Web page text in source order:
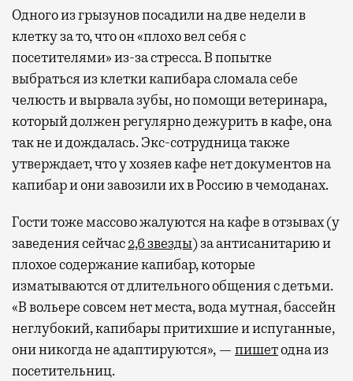
Одного из грызунов посадили на две недели в
клетку за то, что он «плохо вел себя с
посетителями» из-за стресса. В попытке
выбраться из клетки капибара сломала себе
челюсть и вырвала зубы, но помощи ветеринара,
который должен регулярно дежурить в кафе, она
так не и дождалась. Экс-сотрудница также
утверждает, что у хозяев кафе нет документов на
капибар и они завозили их в Россию в чемоданах.
Гости тоже массово жалуются на кафе в отзывах (у
заведения сейчас2,6 звезды) за антисанитарию и
плохое содержание капибар, которые
изматываются от длительного общения с детьми.
«В вольере совсем нет места, вода мутная, бассейн
неглубокий, капибары притихшие и испуганные,
они никогда не адаптируются», — пишетодна из
посетительниц.